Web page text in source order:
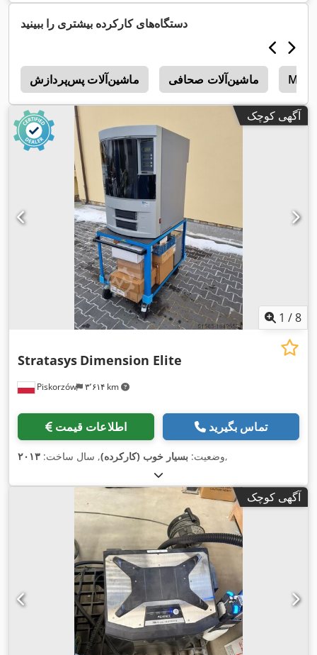
میلی‌متر, طول تغذیه محور Y: ۲۱۰ میلی‌متر, طول پیشروی محور Z:
۲۰۰ میلی‌متر ,
دستگاه‌های کارکرده بیشتری را ببینید
ماشین‌آلات پس‌پردازش ماشین‌آلات صحافی
آگهی کوچک
1 /8
Piskorzów ۳٬۶۱۴ km
Stratasys Dimension Elite
اطلاعات قیمت تماس بگیرید
وضعیت: بسیار خوب (کارکرده), سال ساخت: ۲۰۱۳ ,
آگهی کوچک